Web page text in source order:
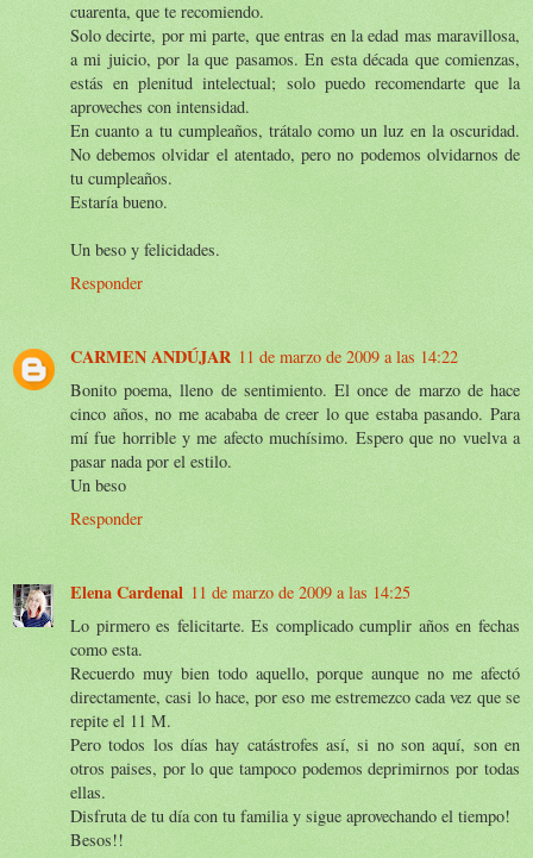
cuarenta, que te recomiendo.
Solo decirte, por mi parte, que entras en la edad mas maravillosa,
a mi juicio, por la que pasamos. En esta década que comienzas,
estás en plenitud intelectual; solo puedo recomendarte que la
aproveches con intensidad.
En cuanto a tu cumpleaños, trátalo como un luz en la oscuridad.
No debemos olvidar el atentado, pero no podemos olvidarnos de
tu cumpleaños.
Estaría bueno.
Un beso y felicidades.
Responder
CARMEN ANDÚJAR 11 de marzo de 2009 a las 14:22
Bonito poema, lleno de sentimiento. El once de marzo de hace
cinco años, no me acababa de creer lo que estaba pasando. Para
mí fue horrible y me afecto muchísimo. Espero que no vuelva a
pasar nada por el estilo.
Un beso
Responder
Elena Cardenal 11 de marzo de 2009 a las 14:25
Lo pirmero es felicitarte. Es complicado cumplir años en fechas
como esta.
Recuerdo muy bien todo aquello, porque aunque no me afectó
directamente, casi lo hace, por eso me estremezco cada vez que se
repite el 11 M.
Pero todos los días hay catástrofes así, si no son aquí, son en
otros paises, por lo que tampoco podemos deprimirnos por todas
ellas.
Disfruta de tu día con tu familia y sigue aprovechando el tiempo!
Besos!!